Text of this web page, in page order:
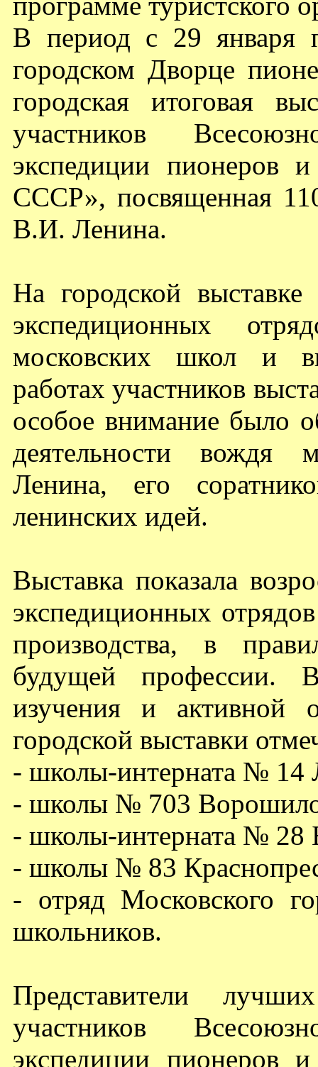
В период с 29 января
городском Дворце
городская итоговая
участников
экспедиции пионеров
СССР», посвященная
В.И. Ленина.
На городской
экспедиционных
московских школ и
работах участников
особое внимание было
деятельности вождя
Ленина, его
ленинских идей.
Выставка показала
экспедиционных
производства, в
будущей профессии.
изучения и активной
городской выставки
- школы-интерната № 14
- школы № 703
- школы-интерната № 28
- школы № 83
- отряд Московского
школьников.
Представители
участников
экспедиции пионеров